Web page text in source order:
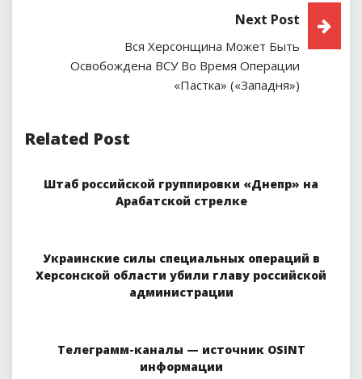
Next Post
Вся Херсонщина Может Быть
Освобождена ВСУ Во Время Операции
«Пастка» («Западня»)
Related Post
Штаб российской группировки «Днепр» на
Арабатской стрелке
Украинские силы специальных операций в
Херсонской области убили главу российской
администрации
Телеграмм-каналы — источник OSINT
информации